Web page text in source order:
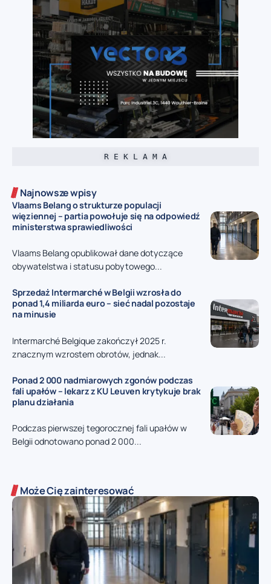
R E K L A M A
Najnowsze wpisy
Vlaams Belang o strukturze populacji
więziennej – partia powołuje się na odpowiedź
ministerstwa sprawiedliwości
Vlaams Belang opublikował dane dotyczące
obywatelstwa i statusu pobytowego...
Sprzedaż Intermarché w Belgii wzrosła do
ponad 1,4 miliarda euro – sieć nadal pozostaje
na minusie
Intermarché Belgique zakończył 2025 r.
znacznym wzrostem obrotów, jednak...
Ponad 2 000 nadmiarowych zgonów podczas
fali upałów – lekarz z KU Leuven krytykuje brak
planu działania
Podczas pierwszej tegorocznej fali upałów w
Belgii odnotowano ponad 2 000...
Może Cię zainteresować